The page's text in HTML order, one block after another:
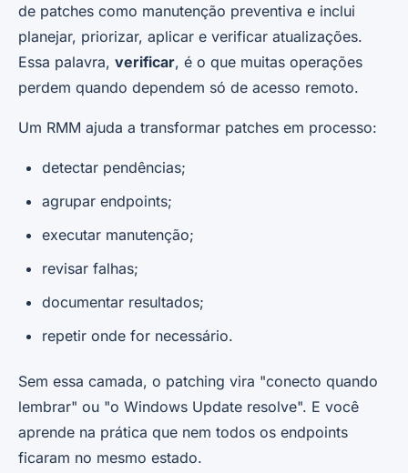
de patches como manutenção preventiva e inclui
planejar, priorizar, aplicar e verificar atualizações.
Essa palavra, verificar, é o que muitas operações
perdem quando dependem só de acesso remoto.
Um RMM ajuda a transformar patches em processo:
detectar pendências;
agrupar endpoints;
executar manutenção;
revisar falhas;
documentar resultados;
repetir onde for necessário.
Sem essa camada, o patching vira "conecto quando
lembrar" ou "o Windows Update resolve". E você
aprende na prática que nem todos os endpoints
ficaram no mesmo estado.